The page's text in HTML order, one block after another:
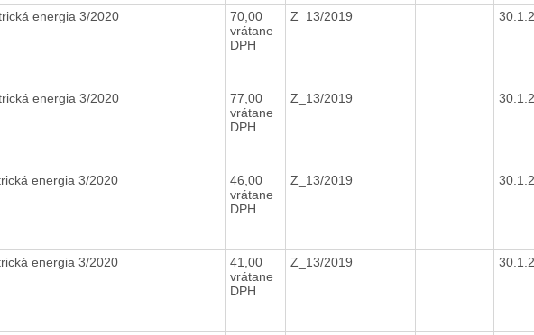
energia 3/2020
70,00
vrátane
DPH
Z_13/2019
energia 3/2020
77,00
vrátane
DPH
Z_13/2019
energia 3/2020
46,00
vrátane
DPH
Z_13/2019
energia 3/2020
41,00
vrátane
DPH
Z_13/2019